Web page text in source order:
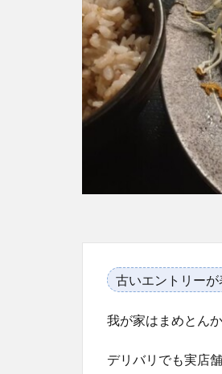
古いエントリーが
我が家はまめとん
デリバリでも実店